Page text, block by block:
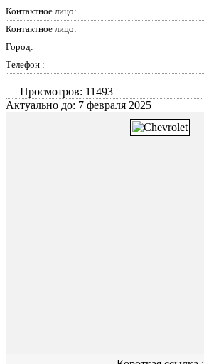
Контактное лицо:
Контактное лицо:
Город:
Телефон :
Просмотров: 11493
Актуально до: 7 февраля 2025